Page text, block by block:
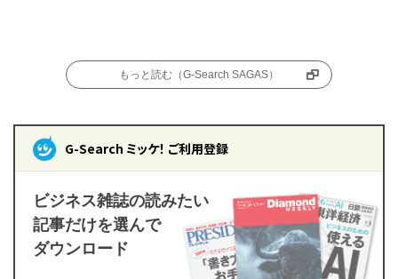
もっと読む（G-Search SAGAS）
G-Search ミッケ！ ご利用登録
ビジネス雑誌の読みたい
記事だけを選んで
ダウンロード